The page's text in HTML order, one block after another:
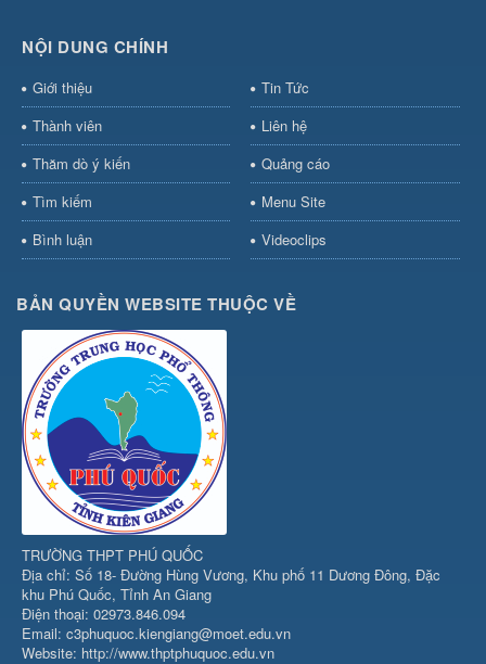
NỘI DUNG CHÍNH
Giới thiệu
Tin Tức
Thành viên
Liên hệ
Thăm dò ý kiến
Quảng cáo
Tìm kiếm
Menu Site
Bình luận
Videoclips
BẢN QUYỀN WEBSITE THUỘC VỀ
TRƯỜNG THPT PHÚ QUỐC
Địa chỉ: Số 18- Đường Hùng Vương, Khu phố 11 Dương Đông, Đặc
khu Phú Quốc, Tỉnh An Giang
Điện thoại: 02973.846.094
Email: c3phuquoc.kiengiang@moet.edu.vn
Website: http://www.thptphuquoc.edu.vn